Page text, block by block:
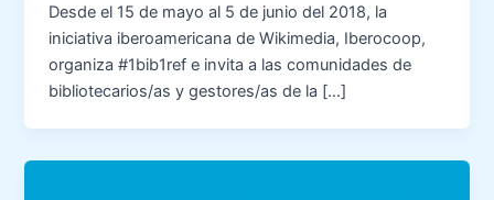
Desde el 15 de mayo al 5 de junio del 2018, la
iniciativa iberoamericana de Wikimedia, Iberocoop,
organiza #1bib1ref e invita a las comunidades de
bibliotecarios/as y gestores/as de la […]